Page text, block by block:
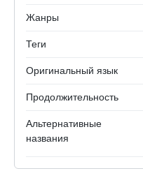
Жанры
Теги
Оригинальный язык
Продолжительность
Альтернативные
названия